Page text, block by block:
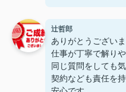
装もきれいに仕上
大きな買い物でし
によかったです。
最初から最後まで
が出来てありがと
人生最大の買い物
て本当に良かった
これからのさらな
辻哲郎
ありがとうございま
仕事が丁寧で解り
同じ質問をしても
契約なども責任を